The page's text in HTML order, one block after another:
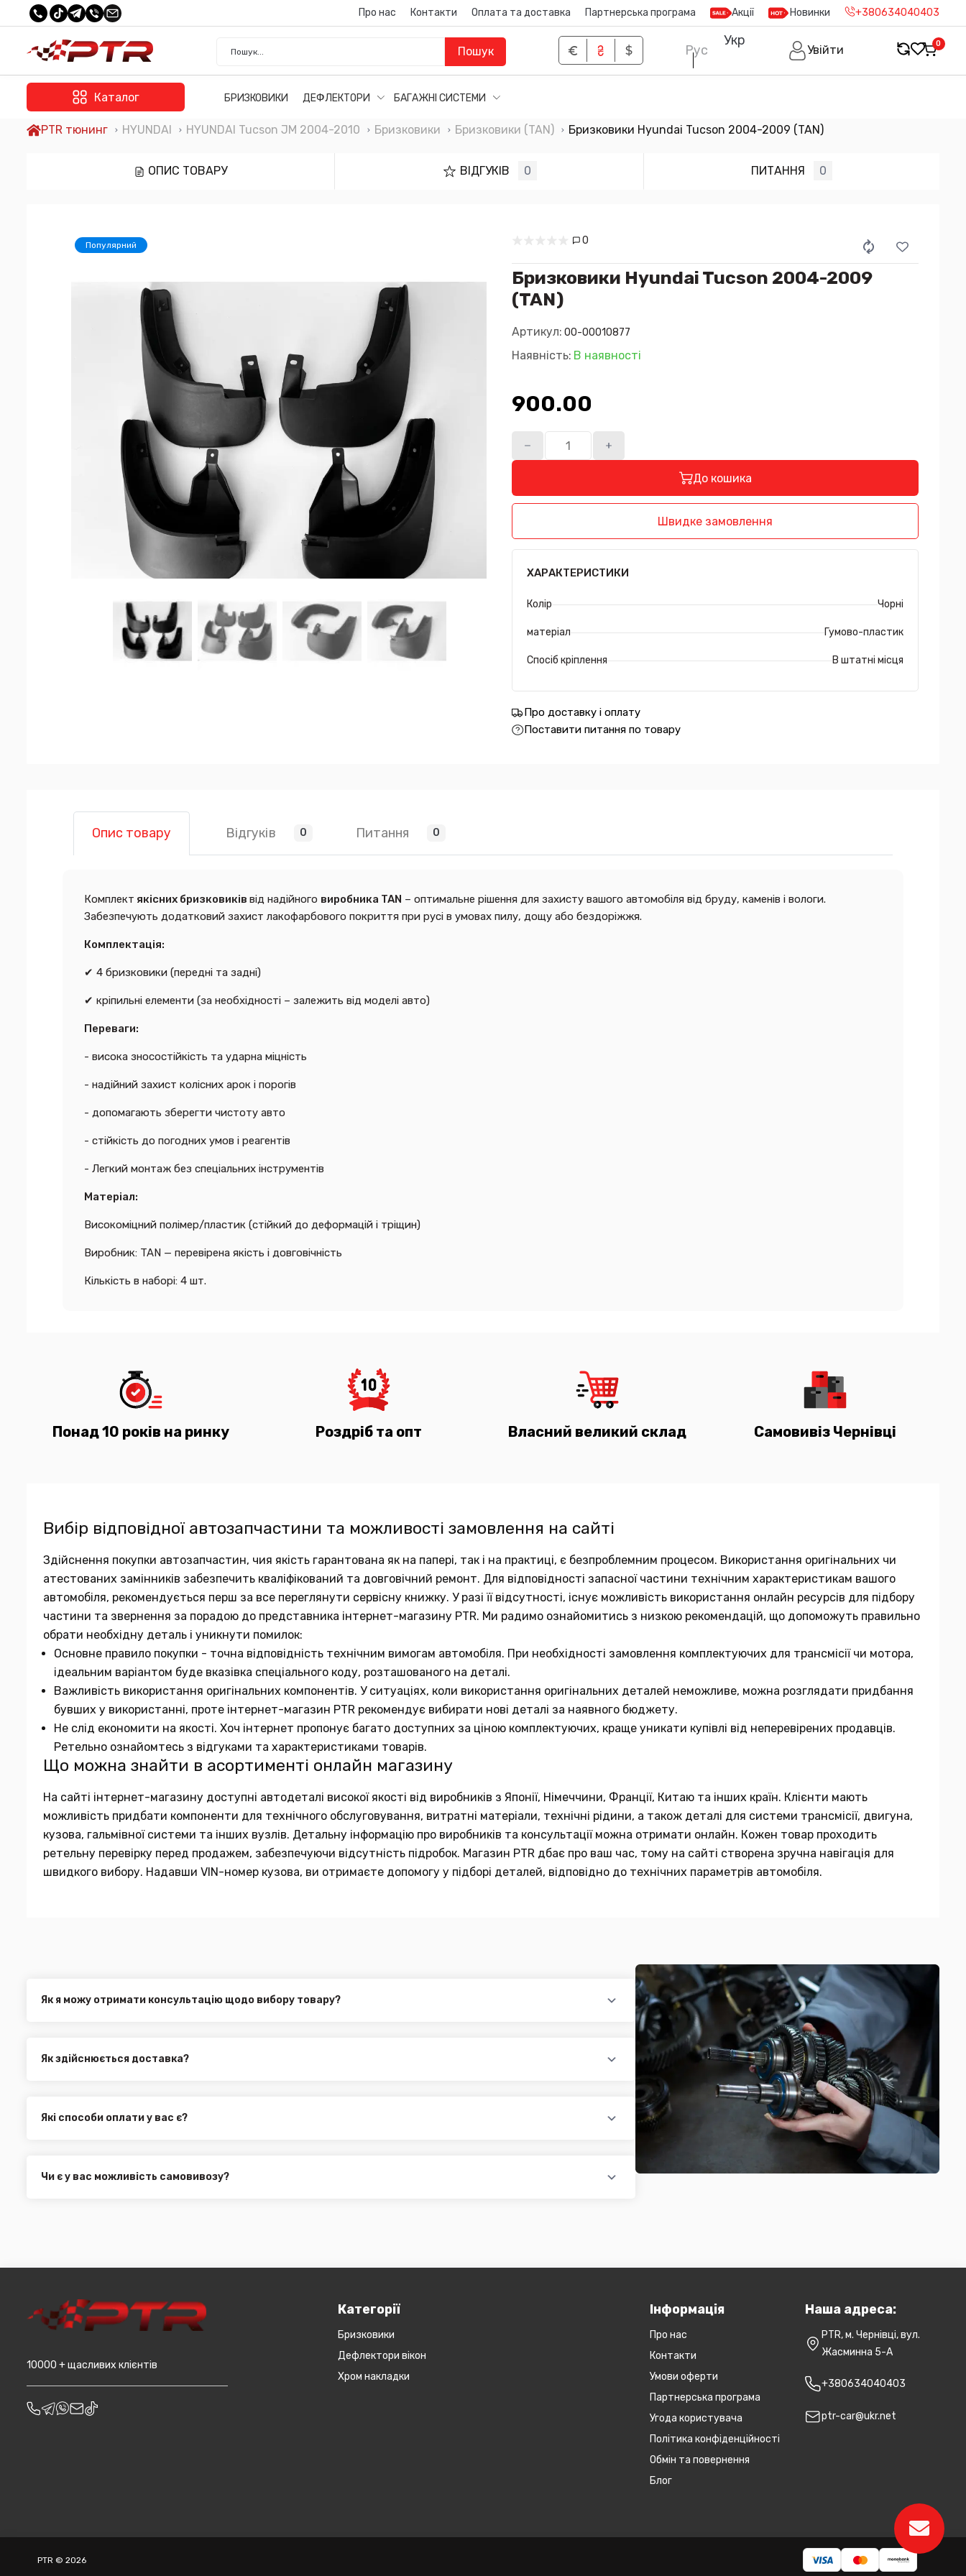
Про нас Контакти Оплата та доставка Партнерська програма Акції Новинки +380634040403
Пошук Рус
Укр
Увійти 0
Каталог БРИЗКОВИКИ ДЕФЛЕКТОРИ БАГАЖНІ СИСТЕМИ
PTR тюнинг HYUNDAI HYUNDAI Tucson JM 2004-2010 Бризковики Бризковики (TAN) Бризковики Hyundai Tucson 2004-2009 (TAN)
ОПИС ТОВАРУ ВІДГУКІВ 0 ПИТАННЯ 0
Популярний 0
Бризковики Hyundai Tucson 2004-2009
(TAN)
Артикул: 00-00010877
Наявність: В наявності
900.00₴
До кошика
Швидке замовлення
ХАРАКТЕРИСТИКИ
Колір Чорні
матеріал Гумово-пластик
Спосіб кріплення В штатні місця
Про доставку і оплату
Поставити питання по товару
Опис товару Відгуків 0 Питання 0
Комплект якісних бризковиків від надійного виробника TAN – оптимальне рішення для захисту вашого автомобіля від бруду, каменів і вологи.
Забезпечують додатковий захист лакофарбового покриття при русі в умовах пилу, дощу або бездоріжжя.
Комплектація:
✔ 4 бризковики (передні та задні)
✔ кріпильні елементи (за необхідності – залежить від моделі авто)
Переваги:
- висока зносостійкість та ударна міцність
- надійний захист колісних арок і порогів
- допомагають зберегти чистоту авто
- стійкість до погодних умов і реагентів
- Легкий монтаж без спеціальних інструментів
Матеріал:
Високоміцний полімер/пластик (стійкий до деформацій і тріщин)
Виробник: TAN — перевірена якість і довговічність
Кількість в наборі: 4 шт.
Понад 10 років на ринку Роздріб та опт Власний великий склад Самовивіз Чернівці
Вибір відповідної автозапчастини та можливості замовлення на сайті
Здійснення покупки автозапчастин, чия якість гарантована як на папері, так і на практиці, є безпроблемним процесом. Використання оригінальних чи
атестованих замінників забезпечить кваліфікований та довговічний ремонт. Для відповідності запасної частини технічним характеристикам вашого
автомобіля, рекомендується перш за все переглянути сервісну книжку. У разі її відсутності, існує можливість використання онлайн ресурсів для підбору
частини та звернення за порадою до представника інтернет-магазину PTR. Ми радимо ознайомитись з низкою рекомендацій, що допоможуть правильно
обрати необхідну деталь і уникнути помилок:
Основне правило покупки - точна відповідність технічним вимогам автомобіля. При необхідності замовлення комплектуючих для трансмісії чи мотора,
ідеальним варіантом буде вказівка спеціального коду, розташованого на деталі.
Важливість використання оригінальних компонентів. У ситуаціях, коли використання оригінальних деталей неможливе, можна розглядати придбання
бувших у використанні, проте інтернет-магазин PTR рекомендує вибирати нові деталі за наявного бюджету.
Не слід економити на якості. Хоч інтернет пропонує багато доступних за ціною комплектуючих, краще уникати купівлі від неперевірених продавців.
Ретельно ознайомтесь з відгуками та характеристиками товарів.
Що можна знайти в асортименті онлайн магазину
На сайті інтернет-магазину доступні автодеталі високої якості від виробників з Японії, Німеччини, Франції, Китаю та інших країн. Клієнти мають
можливість придбати компоненти для технічного обслуговування, витратні матеріали, технічні рідини, а також деталі для системи трансмісії, двигуна,
кузова, гальмівної системи та інших вузлів. Детальну інформацію про виробників та консультації можна отримати онлайн. Кожен товар проходить
ретельну перевірку перед продажем, забезпечуючи відсутність підробок. Магазин PTR дбає про ваш час, тому на сайті створена зручна навігація для
швидкого вибору. Надавши VIN-номер кузова, ви отримаєте допомогу у підборі деталей, відповідно до технічних параметрів автомобіля.
Як я можу отримати консультацію щодо вибору товару?
Як здійснюється доставка?
Нова Пошта (термін доставки 1 - 3 дні)
Укр. Пошта (термін доставки 1 - 3 дні за повною передоплатою) для великогабаритного товару
машин, наприклад бампера і спідниці і т.д.).
Які способи оплати у вас є?
Чи є у вас можливість самовивозу?
10000 + щасливих клієнтів
Категорії
Бризковики
Дефлектори вікон
Хром накладки
Інформація
Про нас
Контакти
Умови оферти
Партнерська програма
Угода користувача
Політика конфіденційності
Обмін та повернення
Блог
Наша адреса:
PTR, м. Чернівці, вул.
Жасминна 5-А
+380634040403
ptr-car@ukr.net
PTR © 2026